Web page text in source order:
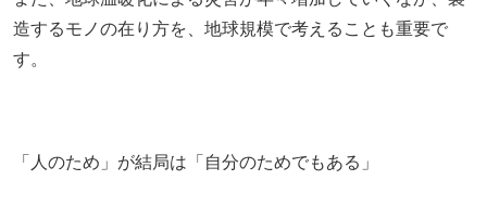
造するモノの在り方を、地球規模で考えることも重要で
す。
「人のため」が結局は「自分のためでもある」